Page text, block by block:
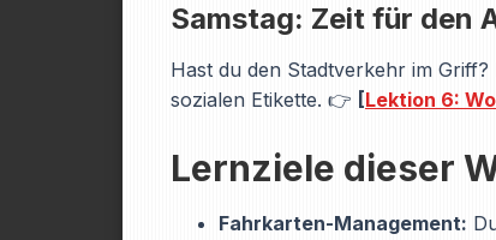
Samstag: Zeit für den
Hast du den Stadtverkehr im
sozialen Etikette. 👉 [Lektion 6:
Lernziele dieser
Fahrkarten-Management: